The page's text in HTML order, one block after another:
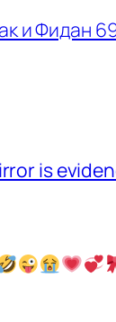
и Фидан
is